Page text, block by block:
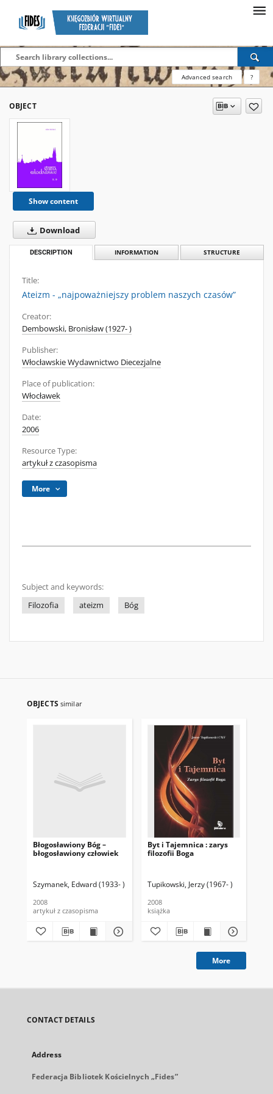
Advanced search ?
OBJECT
Show content
Download
DESCRIPTION INFORMATION STRUCTURE
Title:
Ateizm - „najpoważniejszy problem naszych czasów”
Creator:
Dembowski, Bronisław (1927- )
Publisher:
Włocławskie Wydawnictwo Diecezjalne
Place of publication:
Włocławek
Date:
2006
Resource Type:
artykuł z czasopisma
More
Subject and keywords:
Filozofia
ateizm Bóg
OBJECTS similar
Błogosławiony Bóg –
błogosławiony człowiek
Szymanek, Edward (1933- )
2008
artykuł z czasopisma
Byt i Tajemnica : zarys
filozofii Boga
Tupikowski, Jerzy (1967- )
2008
książka
More
CONTACT DETAILS
Address
Federacja Bibliotek Kościelnych „Fides”